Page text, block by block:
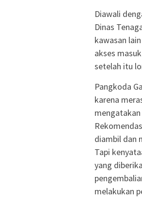
Diawali
Dinas
kawasan
akses
setelah itu
Pangkoda
karena
mengatakan
diambil dan
Tapi
yang
melakukan